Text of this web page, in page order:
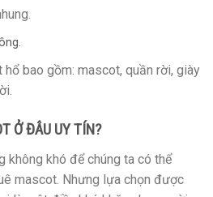
bao gồm: mascot, quần rời, giày
Ở ĐÂU UY TÍN?
không khó để chúng ta có thể
mascot. Nhưng lựa chọn được